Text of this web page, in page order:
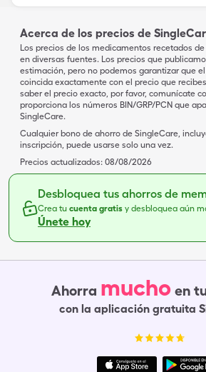
Acerca de los precios de
Los precios de los medicamentos recetados
en diversas fuentes. Los precios que
estimación, pero no podemos garantizar que
coincida exactamente con el precio que
saber el precio exacto, por favor, comunícate
proporciona los números BIN/GRP/PCN que
SingleCare.
Cualquier bono de ahorro de SingleCare,
inscripción, puede usarse solo una vez.
Precios actualizados: 08/08/2026
Desbloquea tus ahorros de
Crea tu cuenta gratis y desbloquea aún
Únete hoy
Ahorra mucho en
con la aplicación gratuita